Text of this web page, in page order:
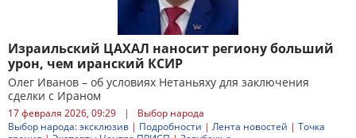
Израильский ЦАХАЛ наносит региону больший
урон, чем иранский КСИР
Олег Иванов – об условиях Нетаньяху для заключения
сделки с Ираном
17 февраля 2026, 09:29 |
Выбор народа
Выбор народа: эксклюзив | Подробности | Лента новостей | Точка